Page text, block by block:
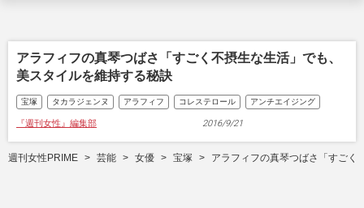
アラフィフの真琴つばさ「すごく不摂生な生活」でも、
美スタイルを維持する秘訣
宝塚 タカラジェンヌ アラフィフ コレステロール アンチエイジング
『週刊女性』編集部 2016/9/21
週刊女性PRIME 芸能 女優 宝塚 アラフィフの真琴つばさ「すごく